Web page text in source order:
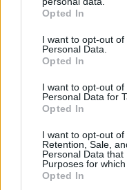
grant or deny consent
use your data for
consent section.
Opted In
I want to opt-out
Personal Data.
Opted In
I want to opt-out
Personal Data for
Opted In
I want to opt-out of
Retention, Sale,
Personal Data
Purposes for
Opted In